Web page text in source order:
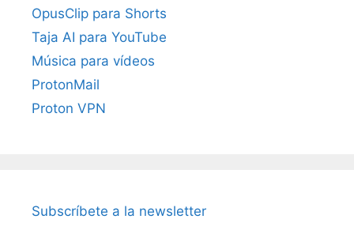
OpusClip para Shorts
Taja AI para YouTube
Música para vídeos
ProtonMail
Proton VPN
Subscríbete a la newsletter